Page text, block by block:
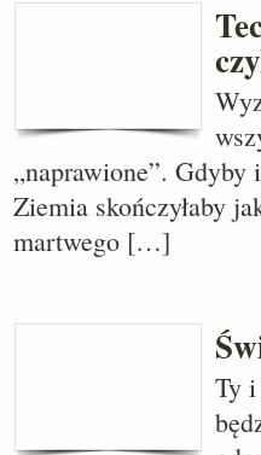
„naprawione”. Gdyby
Ziemia skończyłaby
martwego […]
Ty